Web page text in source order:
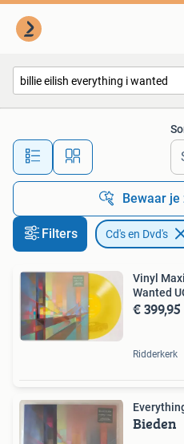
Alle
Bewaar
Filters Cd's en Dvd's
Vinyl
Wanted
€ 399,95
Ridderkerk
Bieden